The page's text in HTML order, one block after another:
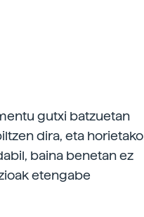
gutxi batzuetan
dira, eta horietako
baina benetan ez
etengabe